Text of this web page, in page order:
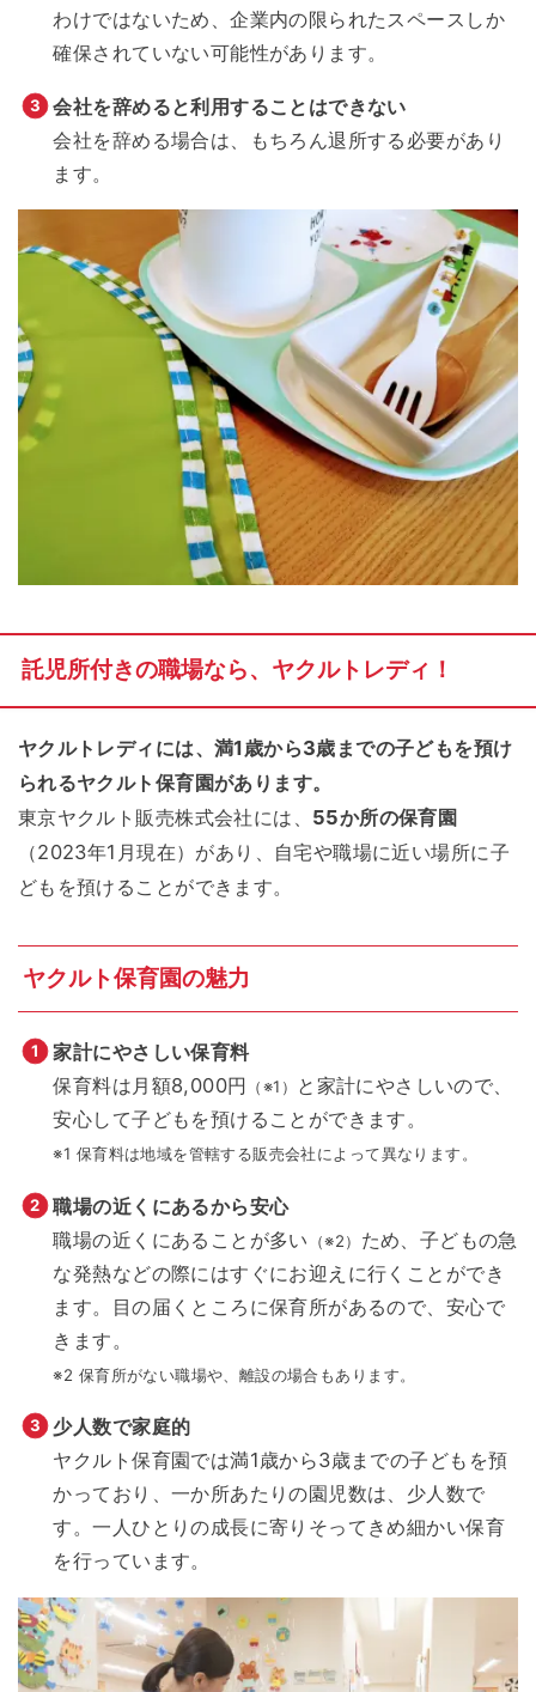
わけではないため、企業内の限られたスペースしか
確保されていない可能性があります。
会社を辞めると利用することはできない
会社を辞める場合は、もちろん退所する必要があり
ます。
託児所付きの職場なら、ヤクルトレディ！
ヤクルトレディには、満1歳から3歳までの子どもを預け
られるヤクルト保育園があります。
東京ヤクルト販売株式会社には、 55か所の保育園
（2023年1月現在）があり、自宅や職場に近い場所に子
どもを預けることができます。
ヤクルト保育園の魅力
家計にやさしい保育料
保育料は月額8,000円
（※1）
と家計にやさしいので、
安心して子どもを預けることができます。
※1 保育料は地域を管轄する販売会社によって異なります。
職場の近くにあるから安心
職場の近くにあることが多い
（※2） ため、子どもの急
な発熱などの際にはすぐにお迎えに行くことができ
ます。目の届くところに保育所があるので、安心で
きます。
※2 保育所がない職場や、離設の場合もあります。
少人数で家庭的
ヤクルト保育園では満1歳から3歳までの子どもを預
かっており、一か所あたりの園児数は、少人数で
す。一人ひとりの成長に寄りそってきめ細かい保育
を行っています。